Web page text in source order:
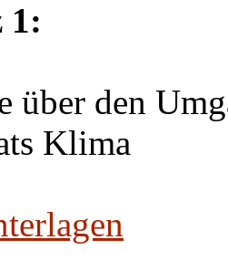
1:
über den
Klima